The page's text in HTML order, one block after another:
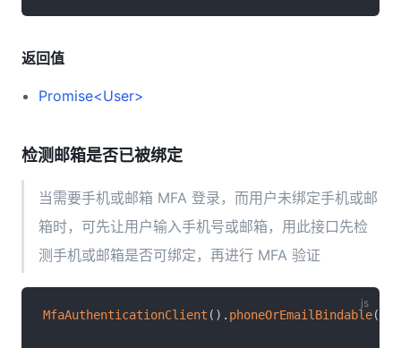
返回值
Promise<User>
检测邮箱是否已被绑定
当需要手机或邮箱 MFA 登录，而用户未绑定手机或邮
箱时，可先让用户输入手机号或邮箱，用此接口先检
测手机或邮箱是否可绑定，再进行 MFA 验证
MfaAuthenticationClient ( ) . phoneOrEmailBindable(